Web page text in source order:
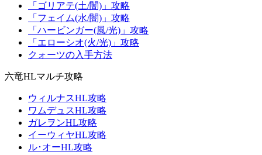
「ゴリアテ(土/闇)」攻略
「フェイム(水/闇)」攻略
「ハービンガー(風/光)」攻略
「エローシオ(火/光)」攻略
クォーツの入手方法
六竜HLマルチ攻略
ウィルナスHL攻略
ワムデュスHL攻略
ガレヲンHL攻略
イーウィヤHL攻略
ル･オーHL攻略